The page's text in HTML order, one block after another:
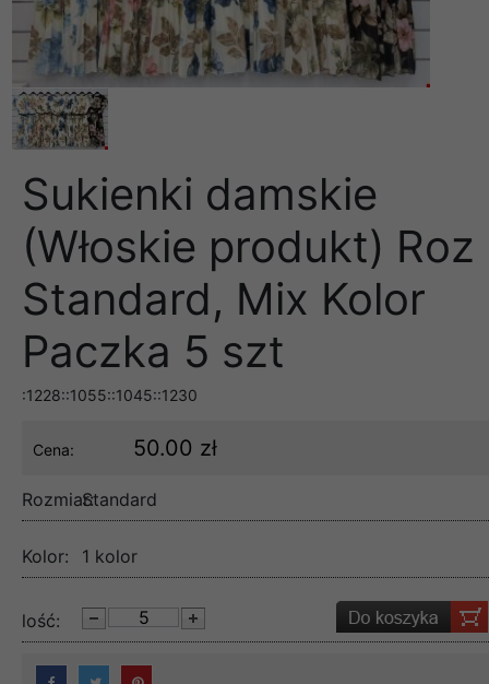
Sukienki damskie
(Włoskie produkt) Roz
Standard, Mix Kolor
Paczka 5 szt
:1228::1055::1045::1230
Cena: 50.00 zł
Rozmiar:Standard
Kolor: 1 kolor
lość: